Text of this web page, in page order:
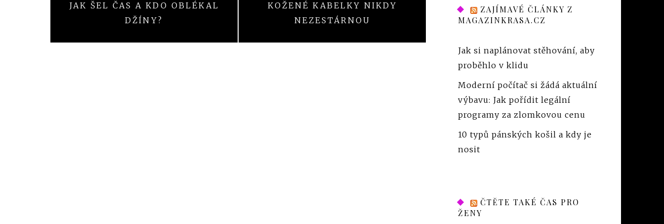
proJAK ŠEL ČAS A KDO OBLÉKAL
DŽÍNY?
KOŽENÉ KABELKY NIKDY
NEZESTÁRNOU
ZAJÍMAVÉ ČLÁNKY Z
MAGAZINKRASA.CZ
Jak si naplánovat stěhování, aby
proběhlo v klidu
Moderní počítač si žádá aktuální
výbavu: Jak pořídit legální
programy za zlomkovou cenu
10 typů pánských košil a kdy je
nosit
ČTĚTE TAKÉ ČAS PRO
ŽENY